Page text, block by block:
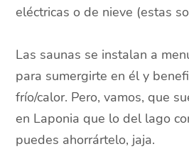
eléctricas o de nieve (estas
Las saunas se instalan a
para sumergirte en él y
frío/calor. Pero, vamos, que
en Laponia que lo del lago
puedes ahorrártelo, jaja.